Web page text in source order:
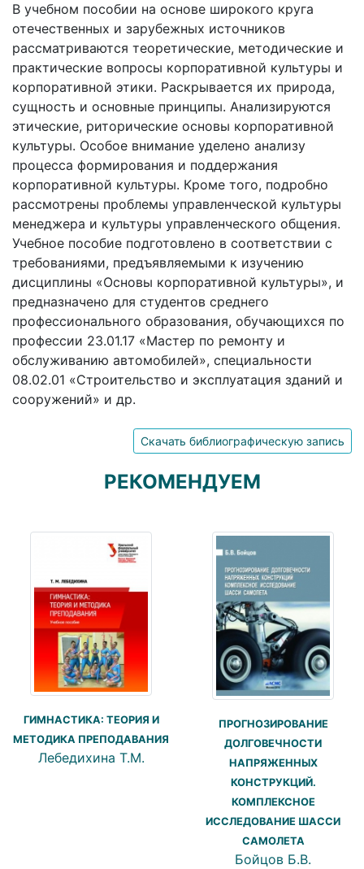
В учебном пособии на основе широкого круга
отечественных и зарубежных источников
рассматриваются теоретические, методические и
практические вопросы корпоративной культуры и
корпоративной этики. Раскрывается их природа,
сущность и основные принципы. Анализируются
этические, риторические основы корпоративной
культуры. Особое внимание уделено анализу
процесса формирования и поддержания
корпоративной культуры. Кроме того, подробно
рассмотрены проблемы управленческой культуры
менеджера и культуры управленческого общения.
Учебное пособие подготовлено в соответствии с
требованиями, предъявляемыми к изучению
дисциплины «Основы корпоративной культуры», и
предназначено для студентов среднего
профессионального образования, обучающихся по
профессии 23.01.17 «Мастер по ремонту и
обслуживанию автомобилей», специальности
08.02.01 «Строительство и эксплуатация зданий и
сооружений» и др.
Скачать библиографическую запись
РЕКОМЕНДУЕМ
ГИМНАСТИКА: ТЕОРИЯ И
МЕТОДИКА ПРЕПОДАВАНИЯ
Лебедихина Т.М.
ПРОГНОЗИРОВАНИЕ
ДОЛГОВЕЧНОСТИ
НАПРЯЖЕННЫХ
КОНСТРУКЦИЙ.
КОМПЛЕКСНОЕ
ИССЛЕДОВАНИЕ ШАССИ
САМОЛЕТА
Бойцов Б.В.